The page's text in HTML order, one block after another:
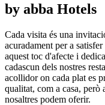
by abba Hotels
Cada visita és una
acuradament per a
aquest toc d'afecte i
cadascun dels nostres
acollidor on cada plat es
qualitat, com a casa, però
nosaltres podem oferir.